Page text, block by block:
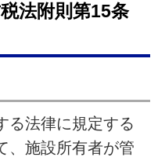
法附則第15条
る法律に規定する
、施設所有者が管